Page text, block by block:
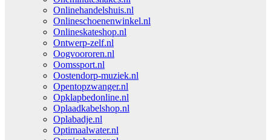
Onlinehandelshuis.nl
Onlineschoenenwinkel.nl
Onlineskateshop.nl
Ontwerp-zelf.nl
Oogvoororen.nl
Oomssport.nl
Oostendorp-muziek.nl
Opentopzwanger.nl
Opklapbedonline.nl
Oplaadkabelshop.nl
Oplabadje.nl
Optimaalwater.nl